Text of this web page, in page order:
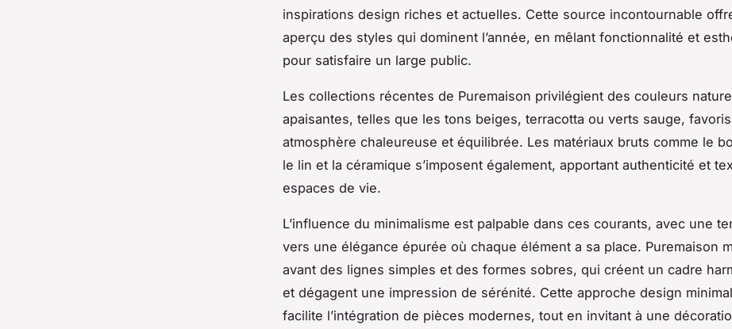
inspirations design riches et actuelles. Cette source incontournable
aperçu des styles qui dominent l’année, en mêlant fonctionnalité et
pour satisfaire un large public.
Les collections récentes de Puremaison privilégient des couleurs
apaisantes, telles que les tons beiges, terracotta ou verts sauge,
atmosphère chaleureuse et équilibrée. Les matériaux bruts comme le
le lin et la céramique s’imposent également, apportant authenticité et
espaces de vie.
L’influence du minimalisme est palpable dans ces courants, avec une
vers une élégance épurée où chaque élément a sa place. Puremaison
avant des lignes simples et des formes sobres, qui créent un cadre
et dégagent une impression de sérénité. Cette approche design
facilite l’intégration de pièces modernes, tout en invitant à une